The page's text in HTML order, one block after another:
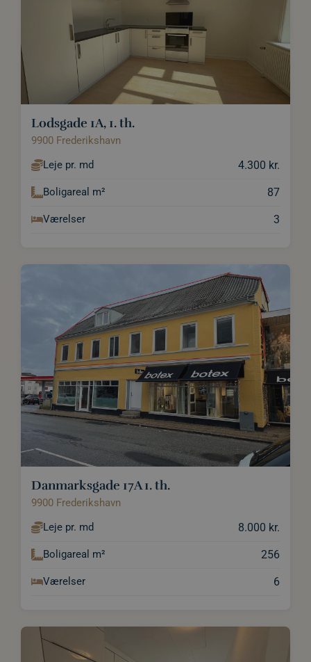
Lodsgade 1A, 1. th.
9900 Frederikshavn
Leje pr. md
4.300 kr.
Boligareal m² 87
Værelser 3
Danmarksgade 17A 1. th.
9900 Frederikshavn
Leje pr. md
8.000 kr.
Boligareal m² 256
Værelser 6